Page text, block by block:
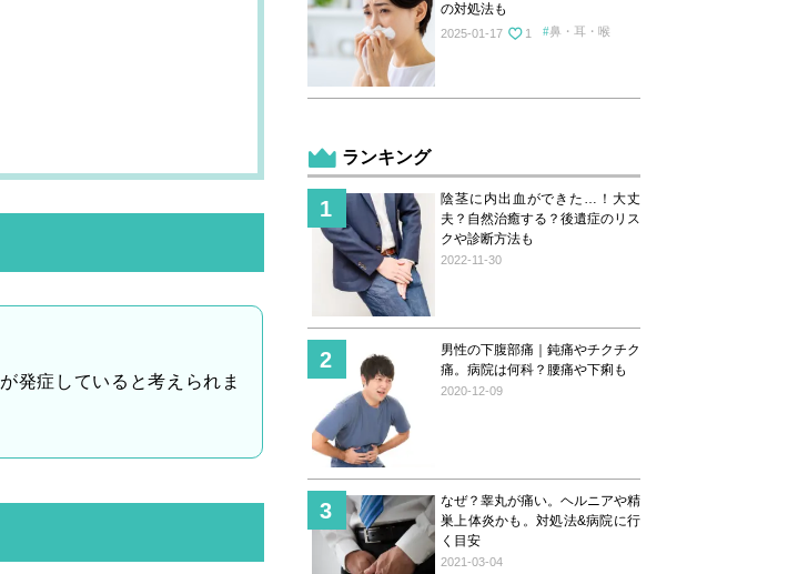
が発症していると考えられま
の対処法も
2025-01-17 1 鼻・耳・喉
ランキング
陰茎に内出血ができた…！大丈
夫？自然治癒する？後遺症のリス
クや診断方法も
2022-11-30
男性の下腹部痛｜鈍痛やチクチク
痛。病院は何科？腰痛や下痢も
2020-12-09
なぜ？睾丸が痛い。ヘルニアや精
巣上体炎かも。対処法&病院に行
く目安
2021-03-04